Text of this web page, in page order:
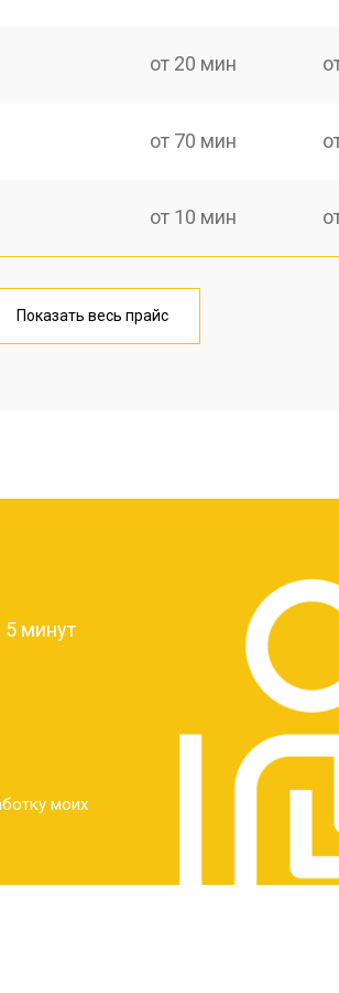
от 20 мин
от 70 мин
от 10 мин
от 40 мин
Показать весь прайс
5 минут
моих